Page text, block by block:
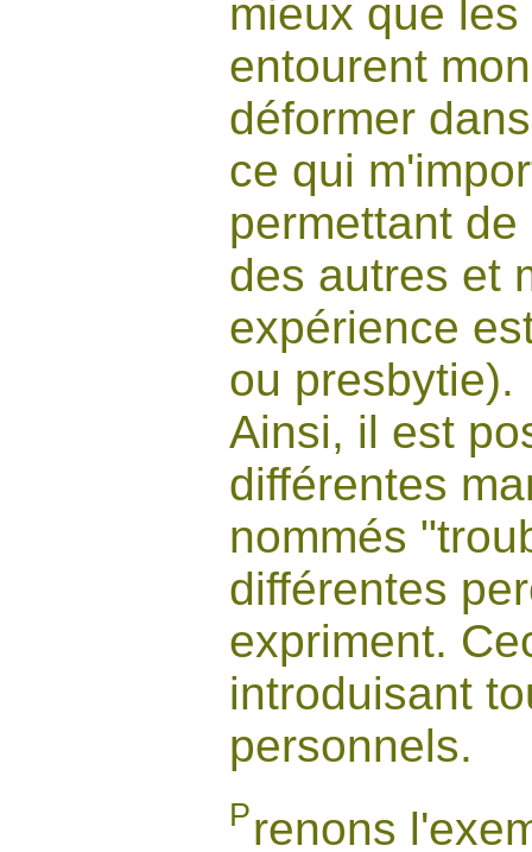
mieux que
entourent
déformer
ce qui
permettant
des autres et
expérience
ou presbytie).
Ainsi, il est
différentes
nommés
différentes
expriment.
introduisant
personnels.
Prenons